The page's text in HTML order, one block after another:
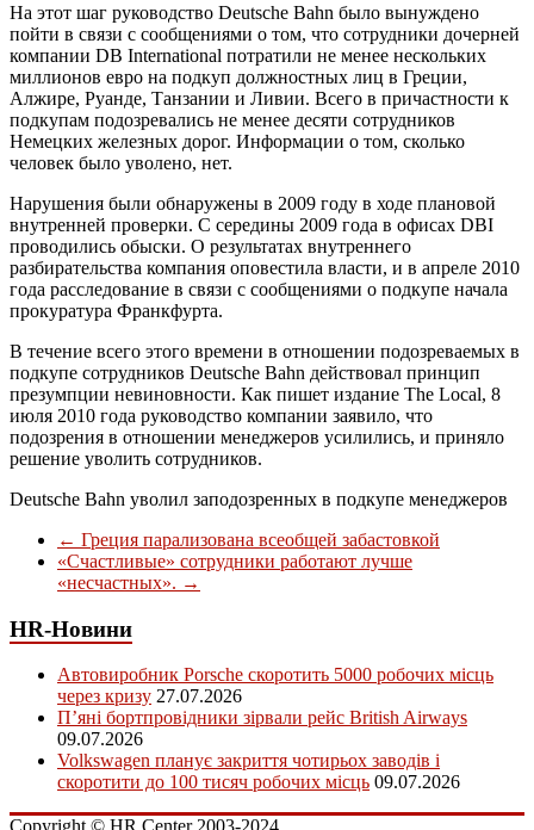
На этот шаг руководство Deutsche Bahn было вынуждено
пойти в связи с сообщениями о том, что сотрудники дочерней
компании DB International потратили не менее нескольких
миллионов евро на подкуп должностных лиц в Греции,
Алжире, Руанде, Танзании и Ливии. Всего в причастности к
подкупам подозревались не менее десяти сотрудников
Немецких железных дорог. Информации о том, сколько
человек было уволено, нет.
Нарушения были обнаружены в 2009 году в ходе плановой
внутренней проверки. С середины 2009 года в офисах DBI
проводились обыски. О результатах внутреннего
разбирательства компания оповестила власти, и в апреле 2010
года расследование в связи с сообщениями о подкупе начала
прокуратура Франкфурта.
В течение всего этого времени в отношении подозреваемых в
подкупе сотрудников Deutsche Bahn действовал принцип
презумпции невиновности. Как пишет издание The Local, 8
июля 2010 года руководство компании заявило, что
подозрения в отношении менеджеров усилились, и приняло
решение уволить сотрудников.
Deutsche Bahn уволил заподозренных в подкупе менеджеров
← Греция парализована всеобщей забастовкой
«Счастливые» сотрудники работают лучше
«несчастных». →
HR-Новини
Автовиробник Porsche скоротить 5000 робочих місць
через кризу 27.07.2026
П’яні бортпровідники зірвали рейс British Airways
09.07.2026
Volkswagen планує закриття чотирьох заводів і
скоротити до 100 тисяч робочих місць 09.07.2026